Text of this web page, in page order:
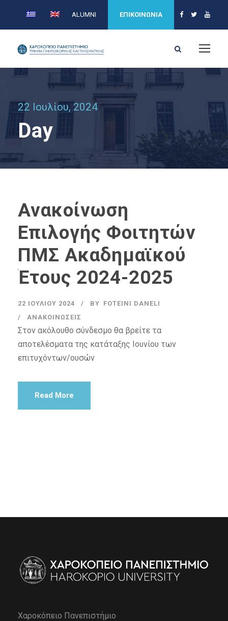
ALUMNI ΕΠΙΚΟΙΝΩΝΙΑ
22 Ιουλίου, 2024
Day
Ανακοίνωση
Επιλογής Φοιτητών
ΠΜΣ Ακαδημαϊκού
Έτους 2024-2025
22 ΙΟΥΛΊΟΥ 2024 BY FOTEINI DANELI
ΑΝΑΚΟΙΝΏΣΕΙΣ
Στον ακόλουθο σύνδεσμο θα βρείτε τα
αποτελέσματα της κατάταξης Ιουνίου των
επιτυχόντων/ουσών
Read More
Χαροκόπειο Πανεπιστήμιο